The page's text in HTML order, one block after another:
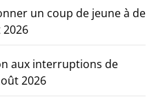
un coup de jeune à de
2026
aux interruptions de
2026